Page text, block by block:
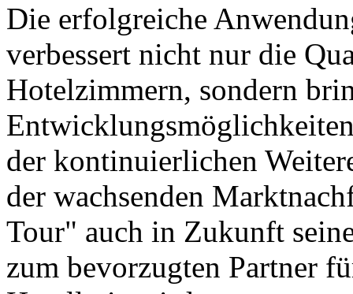
Die erfolgreiche
verbessert nicht nur die
Hotelzimmern, sondern
der kontinuierlichen
der wachsenden
Tour" auch in Zukunft
zum bevorzugten Partner